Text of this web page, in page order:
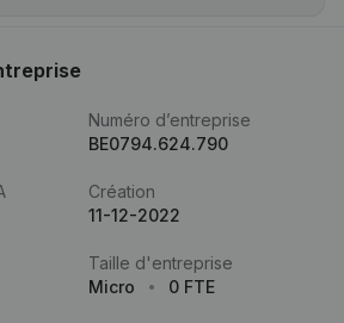
Numéro d’entreprise
BE0794.624.790
Création
11-12-2022
Taille d'entreprise
Micro
0 FTE